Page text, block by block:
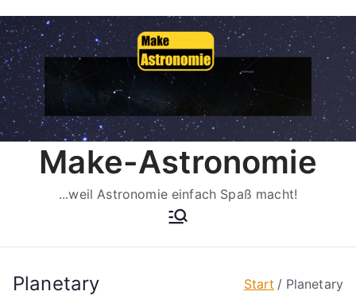
Inhalt
springen
Make-Astronomie
...weil Astronomie einfach Spaß macht!
Planetary Start Planetary